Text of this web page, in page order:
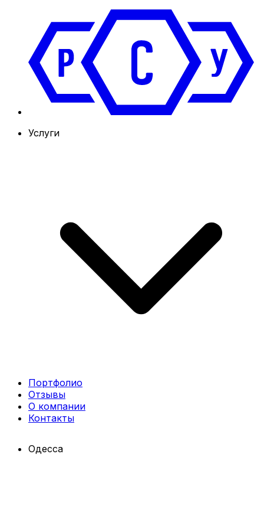
Услуги
Портфолио
Отзывы
О компании
Контакты
Одесса